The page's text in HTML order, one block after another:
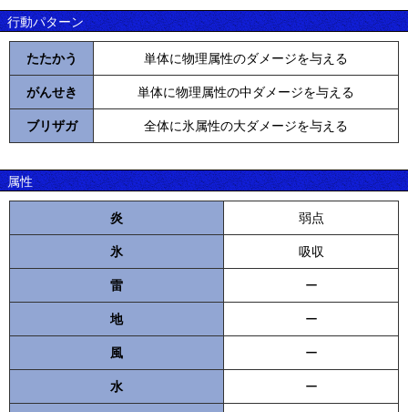
行動パターン
たたかう 単体に物理属性のダメージを与える
がんせき 単体に物理属性の中ダメージを与える
ブリザガ 全体に氷属性の大ダメージを与える
属性
炎 弱点
氷 吸収
雷 ー
地 ー
風 ー
水 ー